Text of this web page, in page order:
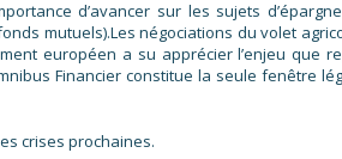
d’avancer sur les sujets
mutuels).Les négociations du volet
européen a su apprécier l’enjeu que
Financier constitue la seule fenêtre
crises prochaines.